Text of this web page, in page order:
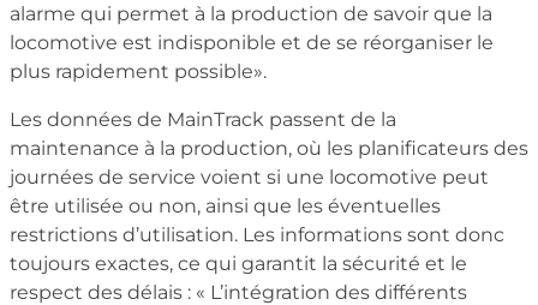
alarme qui permet à la production de savoir que la
locomotive est indisponible et de se réorganiser le
plus rapidement possible».
Les données de MainTrack passent de la
maintenance à la production, où les planificateurs des
journées de service voient si une locomotive peut
être utilisée ou non, ainsi que les éventuelles
restrictions d’utilisation. Les informations sont donc
toujours exactes, ce qui garantit la sécurité et le
respect des délais : « L’intégration des différents